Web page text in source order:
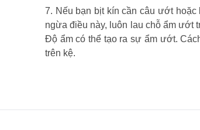
7. Nếu bạn bịt kín cần câu ướt
ngừa điều này, luôn lau chỗ ẩm ướt
Độ ẩm có thể tạo ra sự ẩm ướt.
trên kệ.